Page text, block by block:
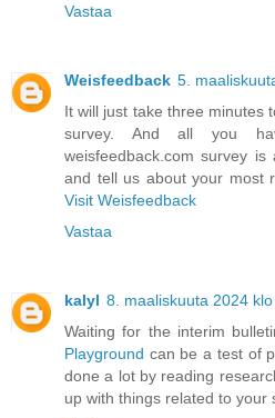
Vastaa
Weisfeedback 5.
It will just take three minutes
survey. And all you
weisfeedback.com survey
and tell us about your most
Visit Weisfeedback
Vastaa
kalyl 8. maaliskuuta 2024
Waiting for the interim
Playground can be a test of
done a lot by reading
up with things related to your